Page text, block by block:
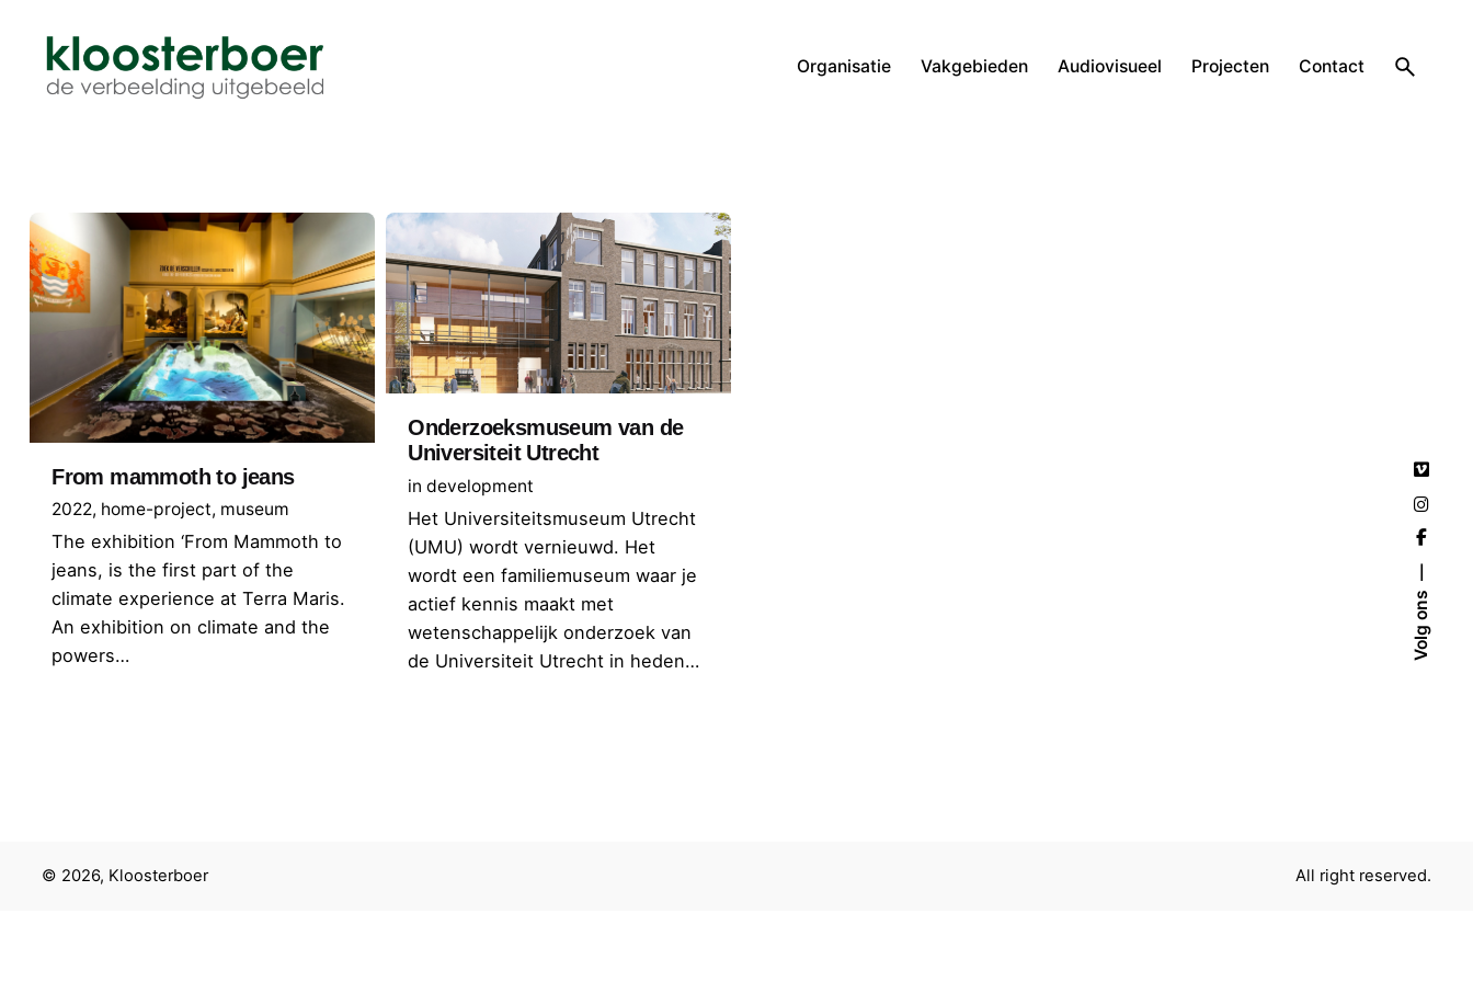
Volg ons
artikel
Organisatie Vakgebieden Audiovisueel Projecten Contact
From mammoth to jeans
2022 home-project museum
The exhibition ‘From Mammoth to
jeans, is the first part of the
climate experience at Terra Maris.
An exhibition on climate and the
powers…
Onderzoeksmuseum van de
Universiteit Utrecht
in development
Het Universiteitsmuseum Utrecht
(UMU) wordt vernieuwd. Het
wordt een familiemuseum waar je
actief kennis maakt met
wetenschappelijk onderzoek van
de Universiteit Utrecht in heden…
© 2026, Kloosterboer All right reserved.